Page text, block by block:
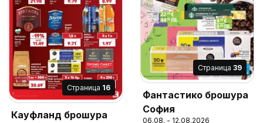
Cтраница 16
Кауфланд брошура
Cтраница 39
Фантастико брошура
София
06.08. - 12.08.2026